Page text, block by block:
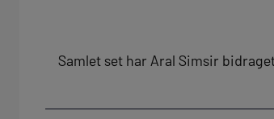
Samlet set har Aral Simsir